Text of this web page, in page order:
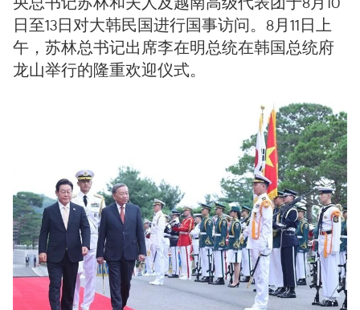
日至13日对大韩民国进行国事访问。8月11日上
午，苏林总书记出席李在明总统在韩国总统府
龙山举行的隆重欢迎仪式。